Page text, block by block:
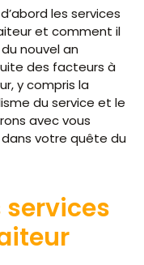
les services
et comment il
nouvel an
des facteurs à
y compris la
du service et le
avec vous
votre quête du